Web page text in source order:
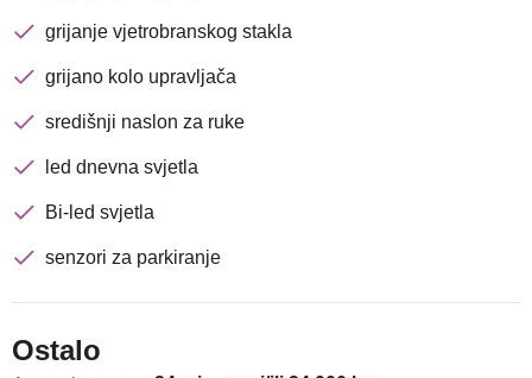
grijanje vjetrobranskog stakla
grijano kolo upravljača
središnji naslon za ruke
led dnevna svjetla
Bi-led svjetla
senzori za parkiranje
Ostalo